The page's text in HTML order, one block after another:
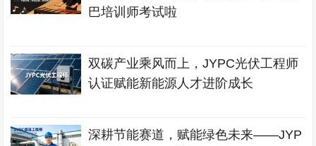
巴培训师考试啦
双碳产业乘风而上，JYPC光伏工程师
认证赋能新能源人才进阶成长
深耕节能赛道，赋能绿色未来——JYP